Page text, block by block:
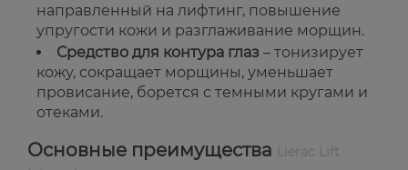
направленный на лифтинг, повышение
упругости кожи и разглаживание морщин.
Средство для контура глаз – тонизирует
кожу, сокращает морщины, уменьшает
провисание, борется с темными кругами и
отеками.
Основные преимущества